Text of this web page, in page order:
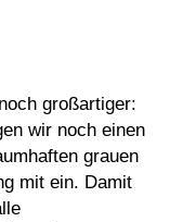
großartiger:
wir noch einen
grauen
mit ein. Damit